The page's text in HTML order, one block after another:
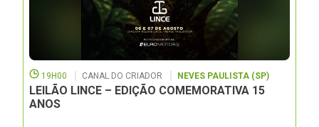
19H00 CANAL DO CRIADOR NEVES PAULISTA (SP)
LEILÃO LINCE – EDIÇÃO COMEMORATIVA 15
ANOS